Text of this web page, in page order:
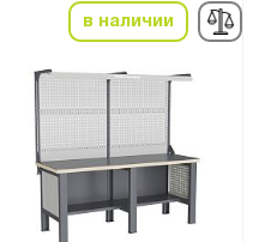
в наличии